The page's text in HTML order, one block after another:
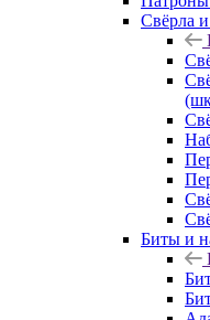
Свёрла
Биты и